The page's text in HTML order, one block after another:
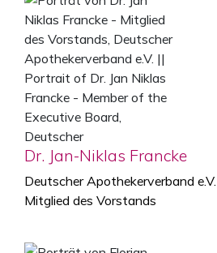
Dr. Jan-Niklas Francke
Deutscher Apothekerverband e.V.
Mitglied des Vorstands